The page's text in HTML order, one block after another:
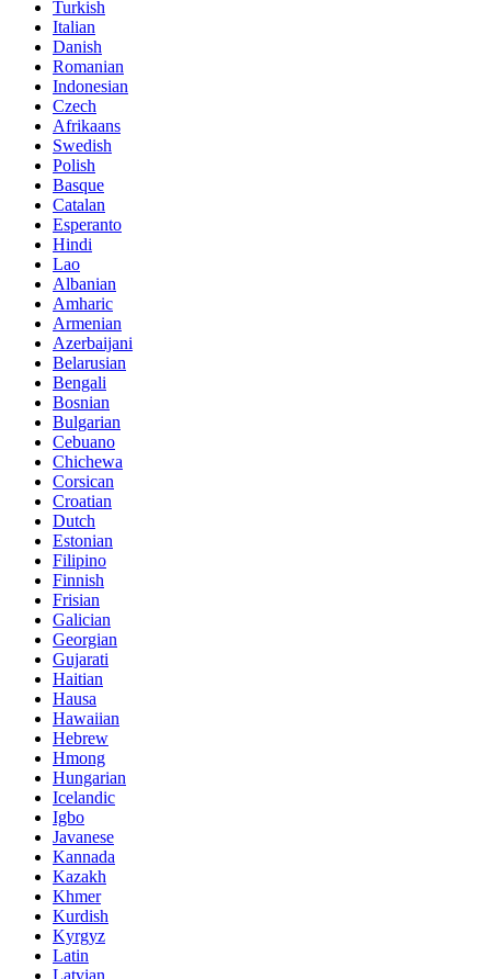
Turkish
Italian
Danish
Romanian
Indonesian
Czech
Afrikaans
Swedish
Polish
Basque
Catalan
Esperanto
Hindi
Lao
Albanian
Amharic
Armenian
Azerbaijani
Belarusian
Bengali
Bosnian
Bulgarian
Cebuano
Chichewa
Corsican
Croatian
Dutch
Estonian
Filipino
Finnish
Frisian
Galician
Georgian
Gujarati
Haitian
Hausa
Hawaiian
Hebrew
Hmong
Hungarian
Icelandic
Igbo
Javanese
Kannada
Kazakh
Khmer
Kurdish
Kyrgyz
Latin
Latvian